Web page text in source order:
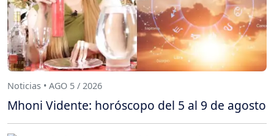
Noticias • AGO 5 / 2026
Mhoni Vidente: horóscopo del 5 al 9 de agosto